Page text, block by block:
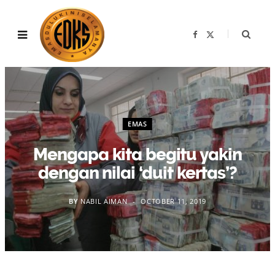
F
b
o
o
i
t
e
r
)
EMAS
Mengapa kita begitu yakin
dengan nilai ‘duit kertas’?
BY NABIL AIMAN OCTOBER 11, 2019